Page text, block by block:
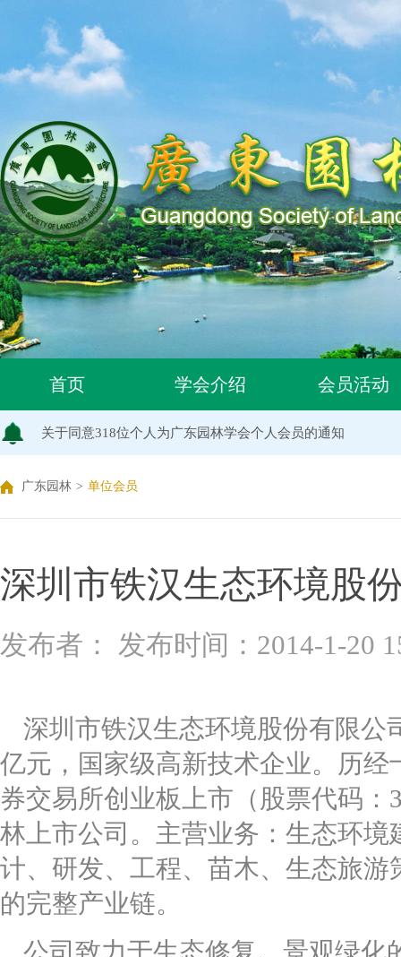
首页 学会介绍 会员活动
关于同意96位个人为广东园林学会个人会员的通知
关于同意318位个人为广东园林学会个人会员的通知
关于2026年度广东园林学会科学技术奖申报工作延期的通知
广东园林学会关于开展2026年广东风景园林优秀学子奖评选
关于推荐广东园林学会专家库候选人的通知（2026年度）
关于公布2026年度广东园林学会研究项目立项名单的通知
关于2026年度广东园林学会研究项目评审结果的公示
广东园林 > 单位会员
深圳市铁汉生态环境股
发布者： 发布时间：2014-1-20
深圳市铁汉生态环境股份有限公
亿元，国家级高新技术企业。历经
券交易所创业板上市（股票代码
林上市公司。主营业务：生态环
计、研发、工程、苗木、生态旅
的完整产业链。